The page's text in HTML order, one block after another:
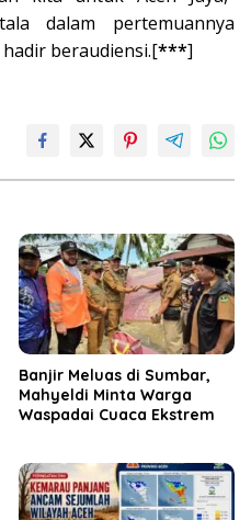
dalam pertemuannya
beraudiensi.[***]
Banjir Meluas di Sumbar,
Mahyeldi Minta Warga
Waspadai Cuaca Ekstrem